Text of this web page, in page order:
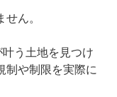
ん。
う土地を見つけ
制や制限を実際に